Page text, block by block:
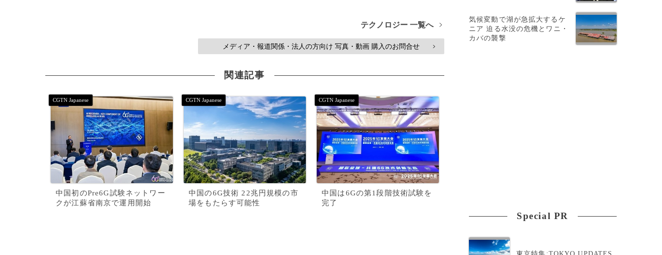
テクノロジー 一覧へ >
メディア・報道関係・法人の方向け 写真・動画 購入のお問合せ >
関連記事
中国初のPre6G試験ネットワー
クが江蘇省南京で運用開始
中国の6G技術 22兆円規模の市
場をもたらす可能性
中国は6Gの第1段階技術試験を
完了
気候変動で湖が急拡大するケ
ニア 迫る水没の危機とワニ・
カバの襲撃
Special PR
東京特集:TOKYO UPDATES